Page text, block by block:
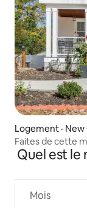
Logement ·
Faites de cette
Quel est le
Mois